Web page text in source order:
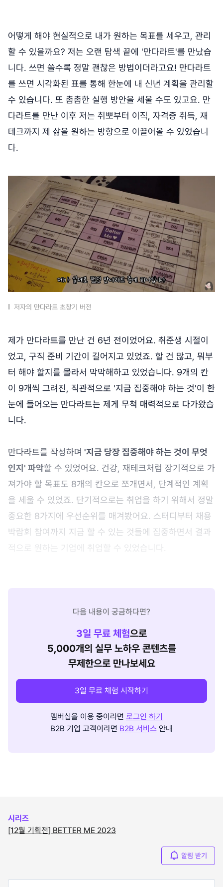
어떻게 해야 현실적으로 내가 원하는 목표를 세우고, 관리
할 수 있을까요? 저는 오랜 탐색 끝에 '만다라트'를 만났습
니다. 쓰면 쓸수록 정말 괜찮은 방법이더라고요! 만다라트
를 쓰면 시각화된 표를 통해 한눈에 내 신년 계획을 관리할
수 있습니다. 또 촘촘한 실행 방안을 세울 수도 있고요. 만
다라트를 만난 이후 저는 취뽀부터 이직, 자격증 취득, 재
테크까지 제 삶을 원하는 방향으로 이끌어올 수 있었습니
다.
저자의 만다라트 초창기 버전
제가 만다라트를 만난 건 6년 전이었어요. 취준생 시절이
었고, 구직 준비 기간이 길어지고 있었죠. 할 건 많고, 뭐부
터 해야 할지를 몰라서 막막해하고 있었습니다. 9개의 칸
이 9개씩 그려진, 직관적으로 '지금 집중해야 하는 것'이 한
눈에 들어오는 만다라트는 제게 무척 매력적으로 다가왔습
니다.
만다라트를 작성하며 '지금 당장 집중해야 하는 것이 무엇
인지' 파악할 수 있었어요. 건강, 재테크처럼 장기적으로 가
져가야 할 목표도 8개의 칸으로 쪼개면서, 단계적인 계획
을 세울 수 있었죠. 단기적으로는 취업을 하기 위해서 정말
중요한 8가지에 우선순위를 매겨봤어요. 스터디부터 채용
박람회 참여까지 지금 할 수 있는 것들에 집중하면서 결과
적으로 원하는 기업에 취업할 수 있었습니다.
다음 내용이 궁금하다면?
3일 무료 체험으로
5,000개의 실무 노하우 콘텐츠를
무제한으로 만나보세요
3일 무료 체험 시작하기
멤버십을 이용 중이라면 로그인 하기
B2B 기업 고객이라면 B2B 서비스 안내
시리즈
[12월 기획전] BETTER ME 2023
알림 받기